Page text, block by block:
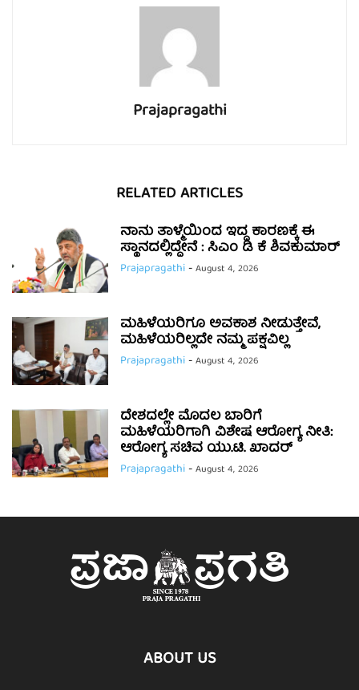
Prajapragathi
RELATED ARTICLES
ನಾನು ತಾಳ್ಮೆಯಿಂದ ಇದ್ದ ಕಾರಣಕ್ಕೆ ಈ
ಸ್ಥಾನದಲ್ಲಿದ್ದೇನೆ : ಸಿಎಂ ಡಿ ಕೆ ಶಿವಕುಮಾರ್
Prajapragathi-August 4, 2026
ಮಹಿಳೆಯರಿಗೂ ಅವಕಾಶ ನೀಡುತ್ತೇವೆ,
ಮಹಿಳೆಯರಿಲ್ಲದೇ ನಮ್ಮ ಪಕ್ಷವಿಲ್ಲ
Prajapragathi-August 4, 2026
ದೇಶದಲ್ಲೇ ಮೊದಲ ಬಾರಿಗೆ
ಮಹಿಳೆಯರಿಗಾಗಿ ವಿಶೇಷ ಆರೋಗ್ಯ ನೀತಿ:
ಆರೋಗ್ಯ ಸಚಿವ ಯು.ಟಿ. ಖಾದರ್
Prajapragathi-August 4, 2026
ABOUT US